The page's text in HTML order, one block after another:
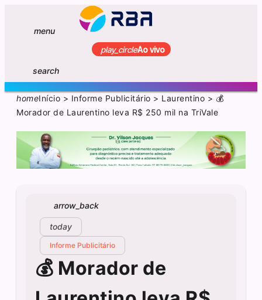
menu
play_circleAo vivo
search
homeInício > Informe Publicitário > Laurentino > 💰
Morador de Laurentino leva R$ 250 mil na TriVale
arrow_back
today
Informe Publicitário
💰 Morador de